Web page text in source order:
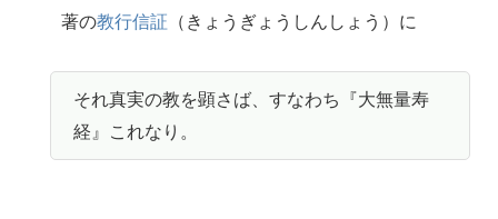
著の教行信証 （きょうぎょうしんしょう）に
それ真実の教を顕さば、すなわち『大無量寿
経』これなり。